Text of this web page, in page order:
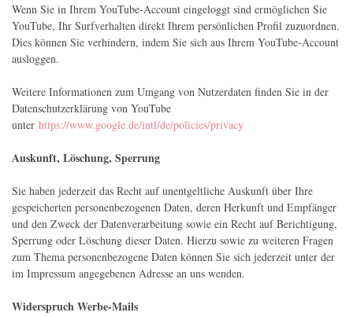
Wenn Sie in Ihrem YouTube-Account eingeloggt sind ermöglichen Sie
YouTube, Ihr Surfverhalten direkt Ihrem persönlichen Profil zuzuordnen.
Dies können Sie verhindern, indem Sie sich aus Ihrem YouTube-Account
ausloggen.
Weitere Informationen zum Umgang von Nutzerdaten finden Sie in der
Datenschutzerklärung von YouTube
unter https://www.google.de/intl/de/policies/privacy
Auskunft, Löschung, Sperrung
Sie haben jederzeit das Recht auf unentgeltliche Auskunft über Ihre
gespeicherten personenbezogenen Daten, deren Herkunft und Empfänger
und den Zweck der Datenverarbeitung sowie ein Recht auf Berichtigung,
Sperrung oder Löschung dieser Daten. Hierzu sowie zu weiteren Fragen
zum Thema personenbezogene Daten können Sie sich jederzeit unter der
im Impressum angegebenen Adresse an uns wenden.
Widerspruch Werbe-Mails